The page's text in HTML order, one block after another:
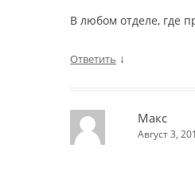
В любом отделе, где
Ответить ↓
Макс
Август 3,